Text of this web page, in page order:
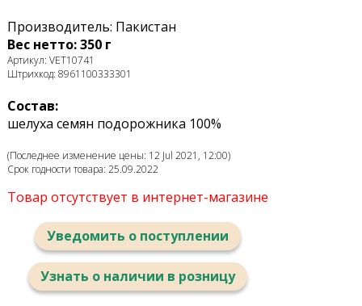
Производитель: Пакистан
Вес нетто: 350 г
Артикул: VET10741
Штрихкод: 8961100333301
Состав:
шелуха семян подорожника 100%
(Последнее изменение цены: 12 Jul 2021, 12:00)
Срок годности товара: 25.09.2022
Товар отсутствует в интернет-магазине
Уведомить о поступлении
Узнать о наличии в розницу